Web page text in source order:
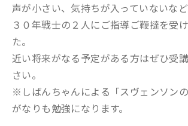
声が小さい、気持ちが入っていないな
３０年戦士の２人にご指導ご鞭撻を受
た。
近い将来がなる予定がある方はぜひ受
さい。
※しばんちゃんによる「スヴェンソン
がなりも勉強になります。